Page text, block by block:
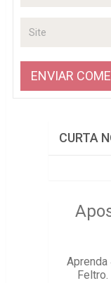
CURTA
Aprenda